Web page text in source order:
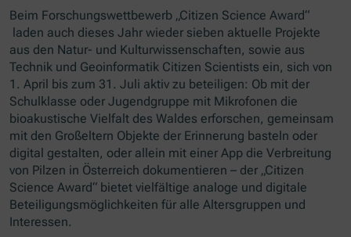
Beim Forschungswettbewerb „Citizen Science Award“
laden auch dieses Jahr wieder sieben aktuelle Projekte
aus den Natur- und Kulturwissenschaften, sowie aus
Technik und Geoinformatik Citizen Scientists ein, sich von
1. April bis zum 31. Juli aktiv zu beteiligen: Ob mit der
Schulklasse oder Jugendgruppe mit Mikrofonen die
bioakustische Vielfalt des Waldes erforschen, gemeinsam
mit den Großeltern Objekte der Erinnerung basteln oder
digital gestalten, oder allein mit einerApp die Verbreitung
von Pilzen in Österreich dokumentieren – der „Citizen
Science Award“ bietet vielfältige analoge und digitale
Beteiligungsmöglichkeiten für alle Altersgruppen und
Interessen.